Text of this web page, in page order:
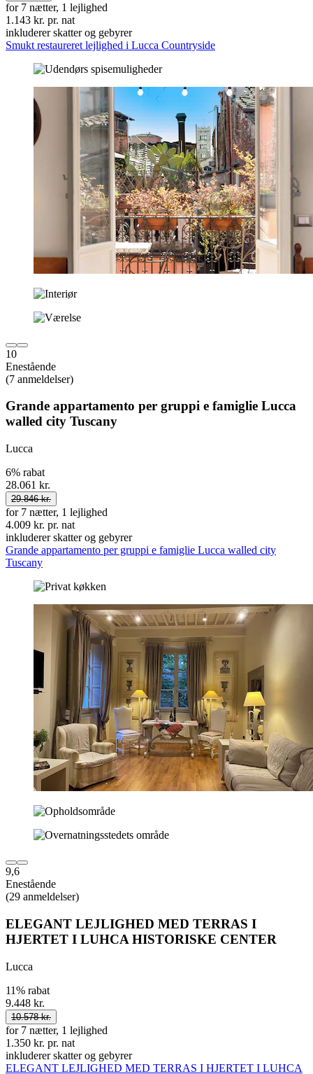
for 7 nætter, 1 lejlighed
1.143 kr. pr. nat
inkluderer skatter og gebyrer
Smukt restaureret lejlighed i Lucca Countryside
10
Enestående
(7 anmeldelser)
Grande appartamento per gruppi e famiglie Lucca
walled city Tuscany
Lucca
6% rabat
28.061 kr.
29.846 kr.
for 7 nætter, 1 lejlighed
4.009 kr. pr. nat
inkluderer skatter og gebyrer
Grande appartamento per gruppi e famiglie Lucca walled city
Tuscany
9,6
Enestående
(29 anmeldelser)
ELEGANT LEJLIGHED MED TERRAS I
HJERTET I LUHCA HISTORISKE CENTER
Lucca
11% rabat
9.448 kr.
10.578 kr.
for 7 nætter, 1 lejlighed
1.350 kr. pr. nat
inkluderer skatter og gebyrer
ELEGANT LEJLIGHED MED TERRAS I HJERTET I LUHCA